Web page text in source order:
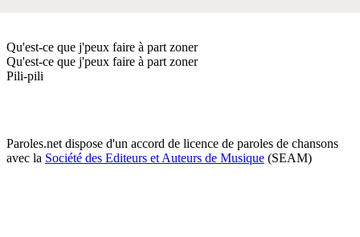
Qu'est-ce que j'peux faire à part zoner
Qu'est-ce que j'peux faire à part zoner
Pili-pili
Paroles.net dispose d'un accord de licence de paroles de chansons
avec la Société des Editeurs et Auteurs de Musique (SEAM)